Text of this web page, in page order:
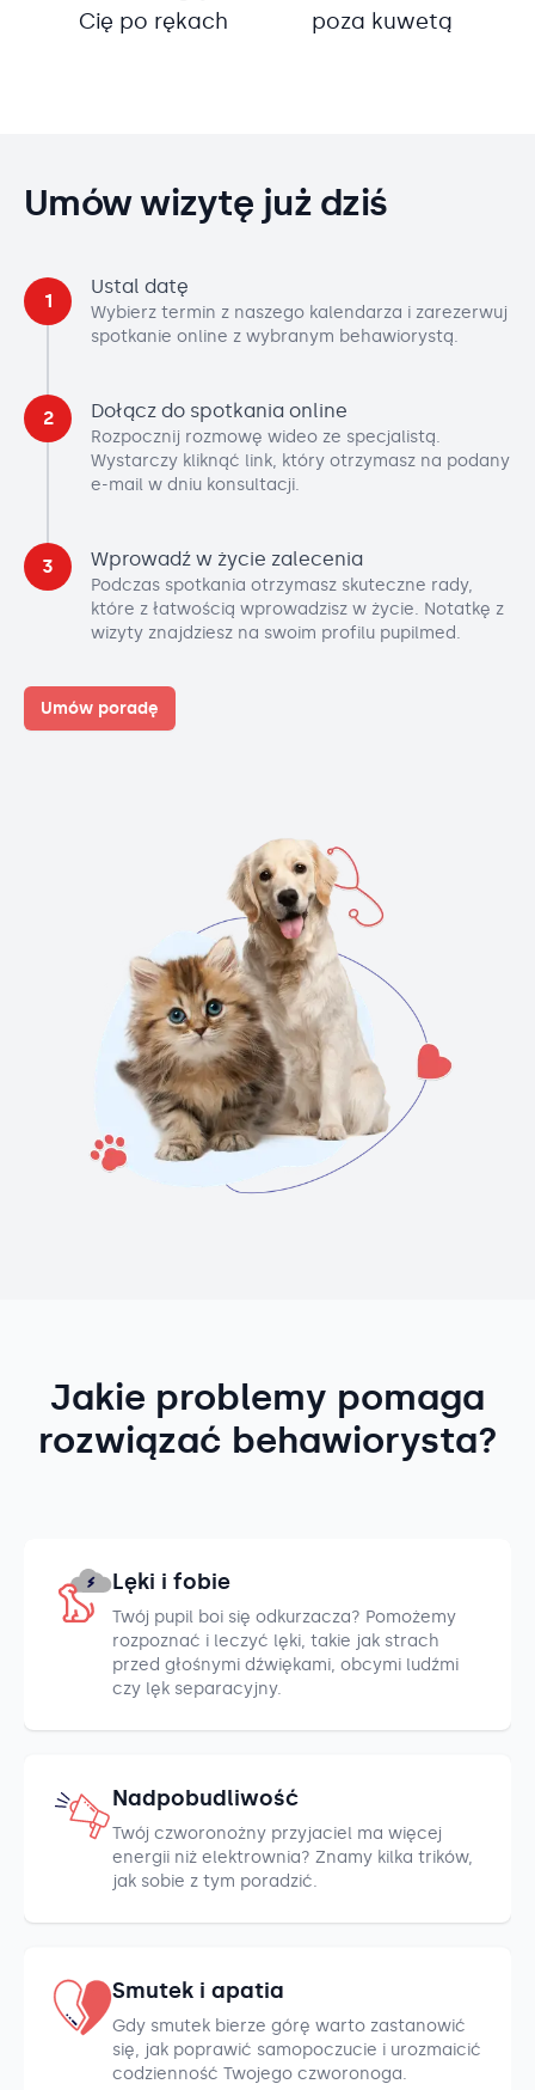
Cię po rękach
poza kuwetą
Umów wizytę już dziś
1
Ustal datę
Wybierz termin z naszego kalendarza i zarezerwuj
spotkanie online z wybranym behawiorystą.
2 Dołącz do spotkania online
Rozpocznij rozmowę wideo ze specjalistą.
Wystarczy kliknąć link, który otrzymasz na podany
e-mail w dniu konsultacji.
3 Wprowadź w życie zalecenia
Podczas spotkania otrzymasz skuteczne rady,
które z łatwością wprowadzisz w życie. Notatkę z
wizyty znajdziesz na swoim profilu pupilmed.
Umów poradę
Jakie problemy pomaga
rozwiązać behawiorysta?
Lęki i fobie
Twój pupil boi się odkurzacza? Pomożemy
rozpoznać i leczyć lęki, takie jak strach
przed głośnymi dźwiękami, obcymi ludźmi
czy lęk separacyjny.
Nadpobudliwość
Twój czworonożny przyjaciel ma więcej
energii niż elektrownia? Znamy kilka trików,
jak sobie z tym poradzić.
Smutek i apatia
Gdy smutek bierze górę warto zastanowić
się, jak poprawić samopoczucie i urozmaicić
codzienność Twojego czworonoga.